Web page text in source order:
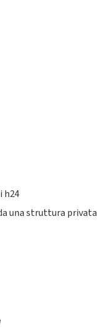
h24
una struttura privata